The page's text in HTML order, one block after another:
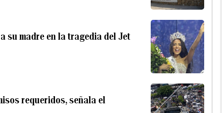
su madre en la tragedia del Jet
requeridos, señala el